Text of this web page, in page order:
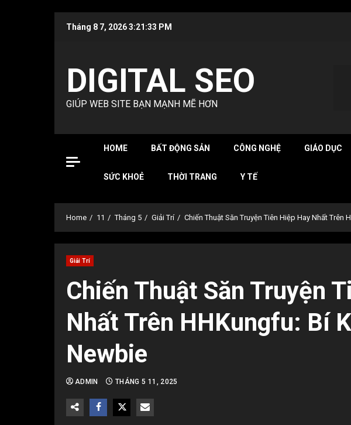
Tháng 8 7, 20263:21:34 PM
DIGITAL SEO
GIÚP WEB SITE BẠN MẠNH MẼ HƠN
HOME BẤT ĐỘNG SẢN CÔNG NGHỆ GIÁO DỤC
SỨC KHOẺ THỜI TRANG Y TẾ
Home 11 Tháng 5 Giải Trí Chiến Thuật Săn Truyện Tiên Hiệp Hay Nhất Trên
Giải Trí
Chiến Thuật Săn Truyện
Nhất Trên HHKungfu: Bí
Newbie
ADMIN THÁNG 5 11, 2025